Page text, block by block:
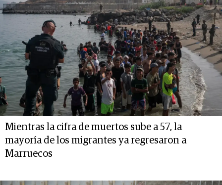
Mientras la cifra de muertos sube a 57, la
mayoría de los migrantes ya regresaron a
Marruecos